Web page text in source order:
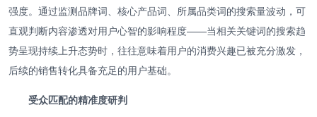
强度。通过监测品牌词、核心产品词、所属品类词的搜索量波动，可
直观判断内容渗透对用户心智的影响程度——当相关关键词的搜索趋
势呈现持续上升态势时，往往意味着用户的消费兴趣已被充分激发，
后续的销售转化具备充足的用户基础。
受众匹配的精准度研判